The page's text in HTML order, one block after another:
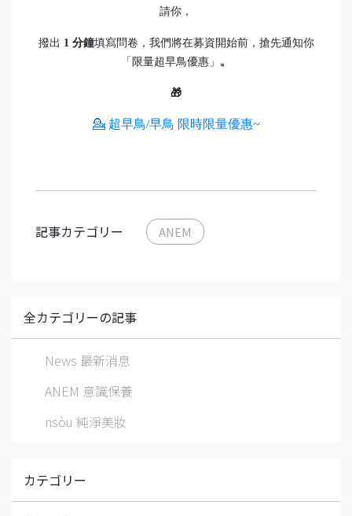
請你，
撥出 1 分鐘填寫問卷，我們將在募資開始前，搶先通知你
「限量超早鳥優惠」 。
🎁
💁 超早鳥/早鳥 限時限量優惠~
記事カテゴリー ANEM
全カテゴリーの記事
News 最新消息
ANEM 意識保養
nsòu 純淨美妝
カテゴリー